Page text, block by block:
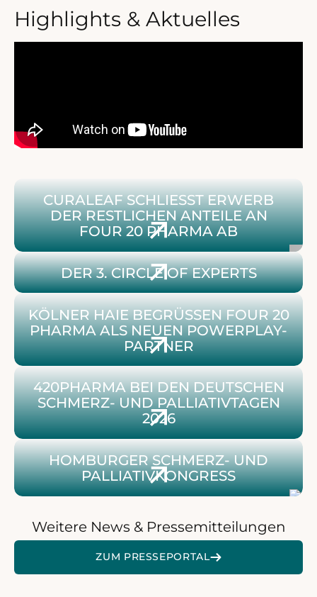
Highlights & Aktuelles
Beitrag: Curaleaf schließt Erwerb der restlichen
CURALEAF SCHLIESST ERWERB D
ER RESTLICHEN ANTEILE AN F
OUR 20 PHARMA AB
Infos zum 3. Circle of Experts
DER 3. CIRCLE OF EXPERTS
Zum Beitrag über Kölner Haie und 420Pharma
KÖLNER HAIE BEGRÜSSEN FOUR 20 P
HARMA ALS NEUEN POWERPLAY-P
ARTNER
14. Internationale Sylter Palliativtage 2026
420PHARMA BEI DEN DEUTSCHEN
SCHMERZ- UND PALLIATIVTAGEN
2026
Zum Beitrag über 420Pharma auf dem
HOMBURGER SCHMERZ- UND
PALLIATIVKONGRESS
Weitere News & Pressemitteilungen
ZUR 420
ZUM PRESSEPORTAL